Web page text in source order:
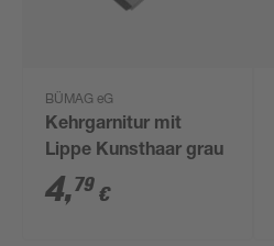
BÜMAG eG
Kehrgarnitur mit
Lippe Kunsthaar grau
4,79 €